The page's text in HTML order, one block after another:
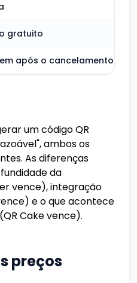
gratuito
após o cancelamento
um código QR
ambos os
As diferenças
da
vence), integração
e o que acontece
Cake vence).
preços